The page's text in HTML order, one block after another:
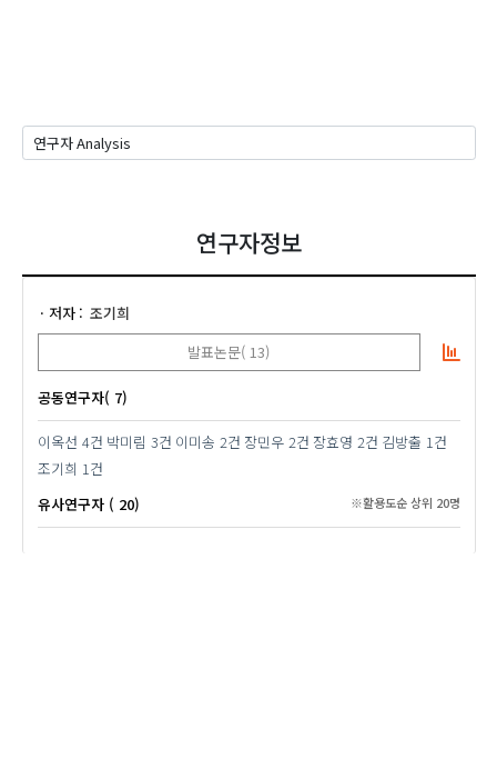
연구자정보
저자
조기희
발표논문( 13)
공동연구자( 7)
이옥선 4건 박미림 3건 이미송 2건 장민우 2건 장효영 2건 김방출 1건
조기희 1건
유사연구자 ( 20)
※활용도순 상위 20명